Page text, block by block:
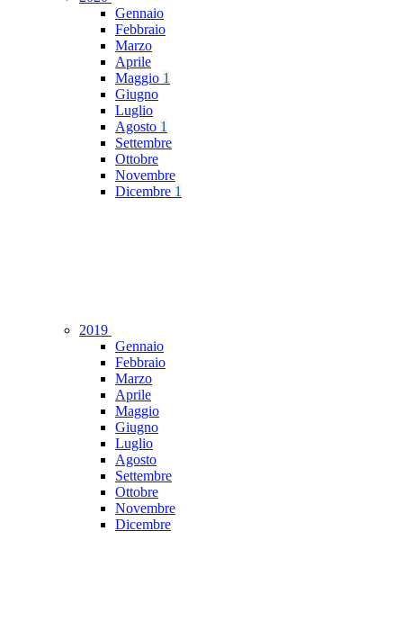
Gennaio
Febbraio
Marzo
Aprile
Maggio 1
Giugno
Luglio
Agosto 1
Settembre
Ottobre
Novembre
Dicembre 1
2019
Gennaio
Febbraio
Marzo
Aprile
Maggio
Giugno
Luglio
Agosto
Settembre
Ottobre
Novembre
Dicembre